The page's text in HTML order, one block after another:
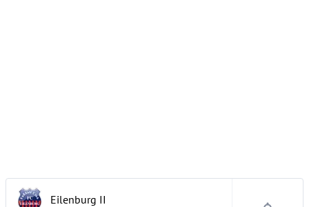
Eilenburg II